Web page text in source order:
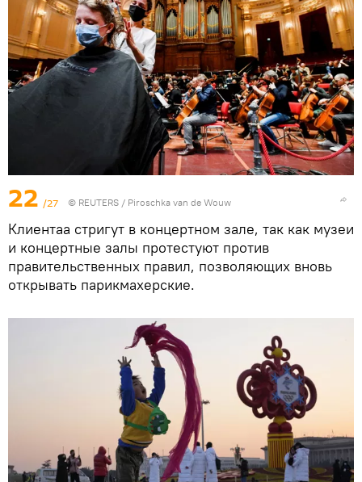
22 /27 © REUTERS / Piroschka van de Wouw
Клиентаа стригут в концертном зале, так как музеи
и концертные залы протестуют против
правительственных правил, позволяющих вновь
открывать парикмахерские.